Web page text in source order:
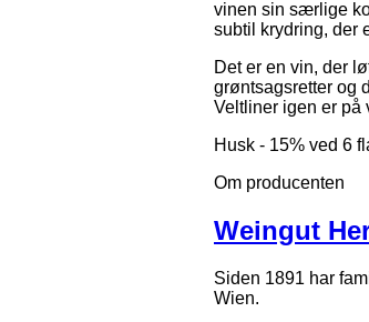
vinen sin særlige
subtil krydring, der
Det er en vin, der
grøntsagsretter og
Veltliner igen er
Husk - 15% ved 6
Om producenten
Weingut
Siden 1891 har
Wien.